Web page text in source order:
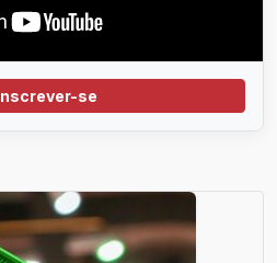
Inscrever-se